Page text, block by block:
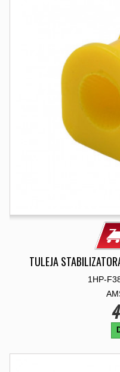
TULEJA
1HP-